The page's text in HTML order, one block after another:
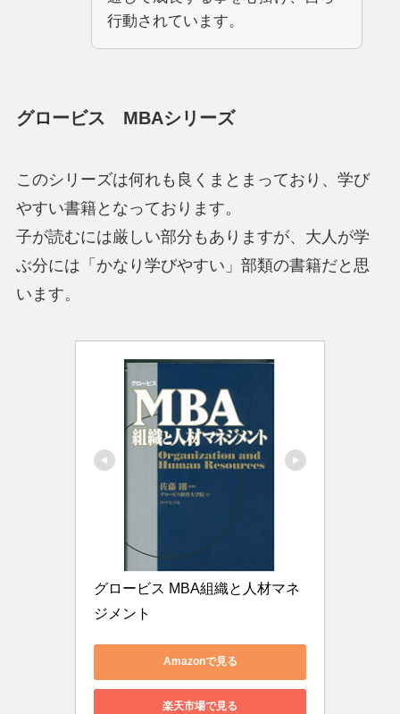
行動されています。
グロービス MBAシリーズ
このシリーズは何れも良くまとまっており、学び
やすい書籍となっております。
子が読むには厳しい部分もありますが、大人が学
ぶ分には「かなり学びやすい」部類の書籍だと思
います。
グロービス MBA組織と人材マネ
ジメント
Amazonで見る
楽天市場で見る